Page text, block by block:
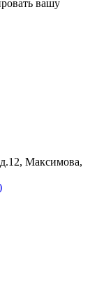
вашу
Максимова,